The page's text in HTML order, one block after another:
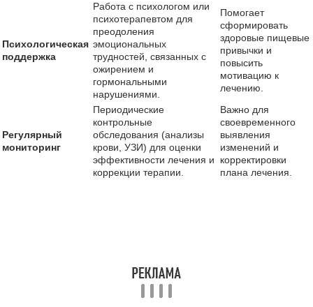
Психологическая
поддержка
Работа с психологом или
психотерапевтом для
преодоления
эмоциональных
трудностей, связанных с
ожирением и
гормональными
нарушениями.
Помогает
сформировать
здоровые пищевые
привычки и
повысить
мотивацию к
лечению.
Регулярный
мониторинг
Периодические
контрольные
обследования (анализы
крови, УЗИ) для оценки
эффективности лечения и
коррекции терапии.
Важно для
своевременного
выявления
изменений и
корректировки
плана лечения.